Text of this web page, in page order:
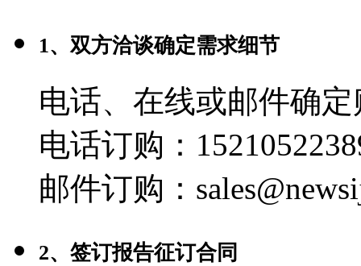
1、双方洽谈确定需求细节
电话、在线或邮件确
电话订购：
邮件订购：
2、签订报告征订合同